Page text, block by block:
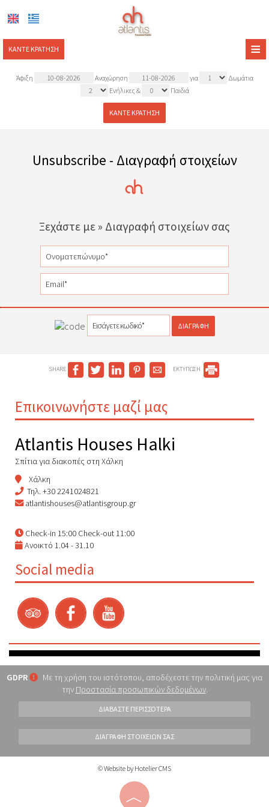
≡
ΚΆΝΤΕ ΚΡΆΤΗΣΗ
ΑΡΧΙΚΉ
ΕΠΙΚΟΙΝΩΝΊΑ
Άφιξη Αναχώρηση για
Δωμάτια
Ενήλικες & Παιδιά
ΚΆΝΤΕ ΚΡΆΤΗΣΗ
Unsubscribe - Διαγραφή στοιχείων
Ξεχάστε με » Διαγραφή στοιχείων σας
ΔΙΑΓΡΑΦΉ
SHARE ΕΚΤΥΠΩΣΗ
Επικοινωνήστε μαζί μας
Atlantis Houses Halki
Σπίτια για διακοπές στη Χάλκη
Χάλκη
Τηλ. +30 2241024821
atlantishouses@atlantisgroup.gr
Check-in 15:00 Check-out 11:00
Ανοικτό 1.04 - 31.10
Social media
GDPR
Με τη χρήση του ιστότοπου, αποδέχεστε την πολιτική μας για
την Προστασία προσωπικών δεδομένων.
ΔΙΑΒΆΣΤΕ ΠΕΡΙΣΣΌΤΕΡΑ
ΔΙΑΓΡΑΦΉ ΣΤΟΙΧΕΊΩΝ ΣΑΣ
© Website by Hotelier CMS
︿